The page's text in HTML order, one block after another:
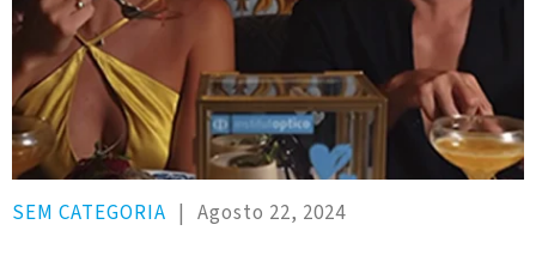
SEM CATEGORIA | Agosto 22, 2024